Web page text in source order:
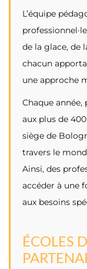
L’équipe
de la glace, de
chacun
une approche
Chaque année,
aux plus de
siège de
travers le
Ainsi, des
accéder à une
aux besoins
ÉCOLES